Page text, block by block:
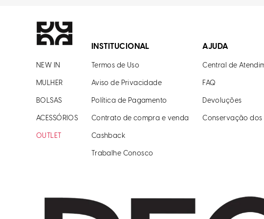
NEW IN
MULHER
BOLSAS
ACESSÓRIOS
OUTLET
INSTITUCIONAL
Termos de Uso
Aviso de Privacidade
Política de Pagamento
Contrato de compra e venda
Cashback
Trabalhe Conosco
AJUDA
Central de
FAQ
Devoluções
Conservação dos